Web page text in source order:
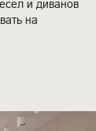
и диванов
на